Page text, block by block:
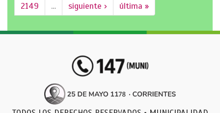
2149
… siguiente › última »